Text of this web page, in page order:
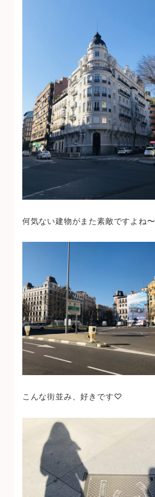
何気ない建物がまた素敵ですよね〜
こんな街並み、好きです♡